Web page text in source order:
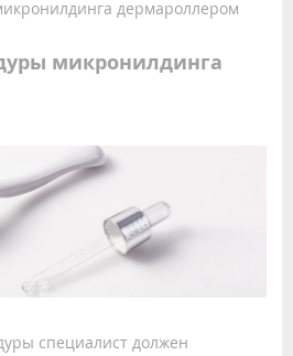
дермароллером
микронилдинга
специалист должен